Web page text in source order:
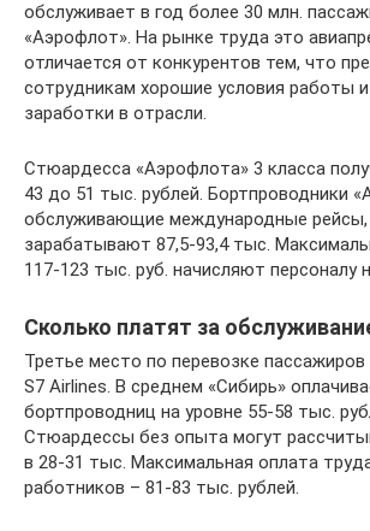
обслуживает в год более 30 млн.
«Аэрофлот». На рынке труда это
отличается от конкурентов тем, что
сотрудникам хорошие условия работы
заработки в отрасли.
Стюардесса «Аэрофлота» 3 класса
43 до 51 тыс. рублей. Бортпроводники
обслуживающие международные рейсы,
зарабатывают 87,5-93,4 тыс.
117-123 тыс. руб. начисляют персоналу
Сколько платят за
Третье место по перевозке
S7 Airlines. В среднем «Сибирь»
бортпроводниц на уровне 55-58 тыс.
Стюардессы без опыта могут
в 28-31 тыс. Максимальная оплата
работников – 81-83 тыс. рублей.